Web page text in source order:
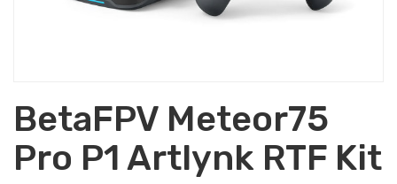
BetaFPV Meteor75
Pro P1 Artlynk RTF Kit